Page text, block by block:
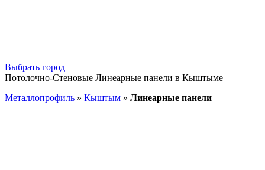
Выбрать город
Потолочно-Стеновые Линеарные панели в Кыштыме
Металлопрофиль » Кыштым » Линеарные панели